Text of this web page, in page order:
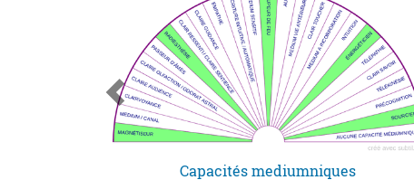
Capacités mediumniques